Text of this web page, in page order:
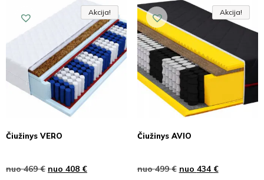
Akcija!
Akcija
Akcija!
Čiužinys VERO
nuo469€ nuo 408 €
Akcija!
Akcija
Akcija!
Čiužinys AVIO
nuo499€ nuo 434 €